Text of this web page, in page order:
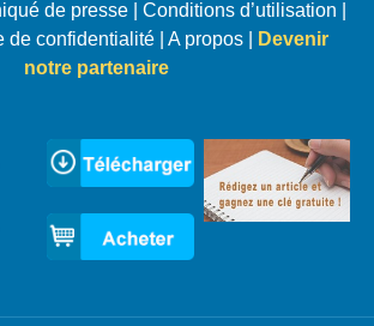
de presse| Conditions d’utilisation
de confidentialité| A propos|
Devenir
notre partenaire